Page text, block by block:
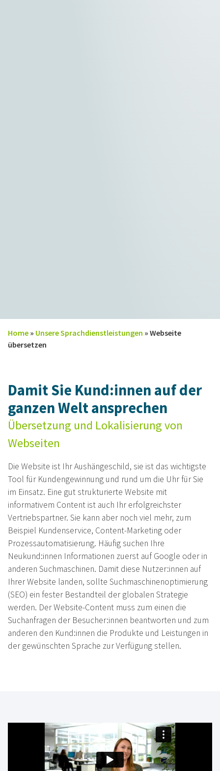
Home » Unsere Sprachdienstleistungen » Webseite
übersetzen
Damit Sie Kund:innen auf der
ganzen Welt ansprechen
Übersetzung und Lokalisierung von
Webseiten
Die Website ist Ihr Aushängeschild, sie ist das wichtigste
Tool für Kundengewinnung und rund um die Uhr für Sie
im Einsatz. Eine gut strukturierte Website mit
informativem Content ist auch Ihr erfolgreichster
Vertriebspartner. Sie kann aber noch viel mehr, zum
Beispiel Kundenservice, Content-Marketing oder
Prozessautomatisierung. Häufig suchen Ihre
Neukund:innen Informationen zuerst auf Google oder in
anderen Suchmaschinen. Damit diese Nutzer:innen auf
Ihrer Website landen, sollte Suchmaschinenoptimierung
(SEO) ein fester Bestandteil der globalen Strategie
werden. Der Website-Content muss zum einen die
Suchanfragen der Besucher:innen beantworten und zum
anderen den Kund:innen die Produkte und Leistungen in
der gewünschten Sprache zur Verfügung stellen.